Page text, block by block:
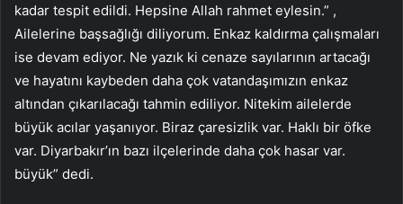
kadar tespit edildi. Hepsine Allah rahmet eylesin.” ,
Ailelerine başsağlığı diliyorum. Enkaz kaldırma çalışmaları
ise devam ediyor. Ne yazık ki cenaze sayılarının artacağı
ve hayatını kaybeden daha çok vatandaşımızın enkaz
altından çıkarılacağı tahmin ediliyor. Nitekim ailelerde
büyük acılar yaşanıyor. Biraz çaresizlik var. Haklı bir öfke
var. Diyarbakır’ın bazı ilçelerinde daha çok hasar var.
büyük” dedi.